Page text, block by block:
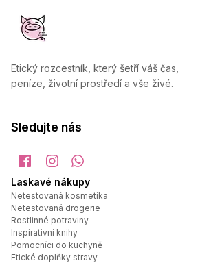
Etický rozcestník, který šetří váš čas,
peníze, životní prostředí a vše živé.
Sledujte nás
Laskavé nákupy
Netestovaná kosmetika
Netestovaná drogerie
Rostlinné potraviny
Inspirativní knihy
Pomocníci do kuchyně
Etické doplňky stravy